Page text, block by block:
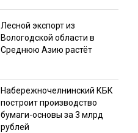
Лесной экспорт из
Вологодской области в
Среднюю Азию растёт
Набережночелнинский КБК
построит производство
бумаги-основы за 3 млрд
рублей